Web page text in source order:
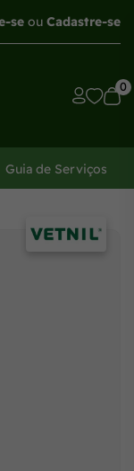
se ou Cadastre-se
0
Guia de Serviços